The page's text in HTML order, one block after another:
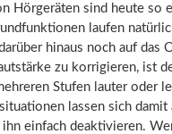
Hörgeräten sind heute so
laufen
hinaus noch auf das
zu korrigieren, ist
Stufen lauter oder
lassen sich
einfach deaktivieren.